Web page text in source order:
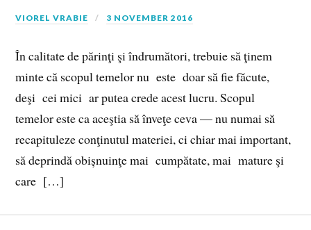
VIOREL VRABIE 3 NOVEMBER 2016
În calitate de părinţi şi îndrumători, trebuie să ţinem
minte că scopul temelor nu este doar să fie făcute,
deşi cei mici ar putea crede acest lucru. Scopul
temelor este ca aceştia să înveţe ceva — nu numai să
recapituleze conţinutul materiei, ci chiar mai important,
să deprindă obișnuinţe mai cumpătate, mai mature şi
care […]